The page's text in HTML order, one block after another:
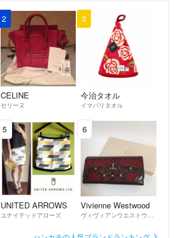
2
CELINE
セリーヌ
3
今治タオル
イマバリタオル
5
UNITED ARROWS
ユナイテッドアローズ
6
Vivienne Westwood